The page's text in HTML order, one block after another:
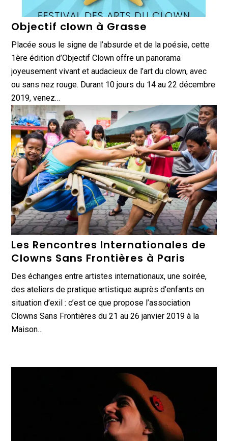
Objectif clown à Grasse
Placée sous le signe de l’absurde et de la poésie, cette
1ère édition d’Objectif Clown offre un panorama
joyeusement vivant et audacieux de l’art du clown, avec
ou sans nez rouge. Durant 10 jours du 14 au 22 décembre
2019, venez…
Les Rencontres Internationales de
Clowns Sans Frontières à Paris
Des échanges entre artistes internationaux, une soirée,
des ateliers de pratique artistique auprès d’enfants en
situation d’exil : c’est ce que propose l’association
Clowns Sans Frontières du 21 au 26 janvier 2019 à la
Maison…